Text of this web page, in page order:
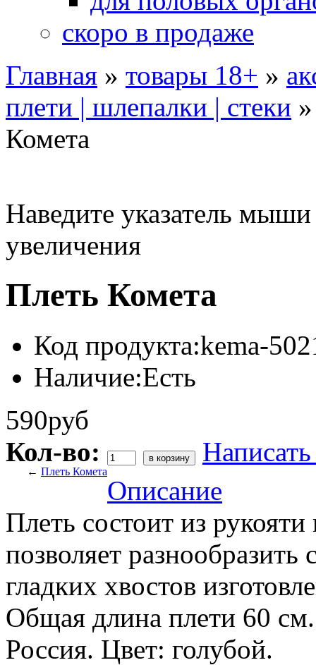
скоро в продаже
Главная » товары 18+ »
плети | шлепалки | стеки
Комета
Наведите указатель
увеличения
Плеть Комета
Код продукта:kema-
Наличие:Есть
590руб
Кол-во:
← Плеть Комета
Описание
Плеть состоит из
позволяет
гладких хвостов
Общая длина плети 60
Россия. Цвет: голубой.